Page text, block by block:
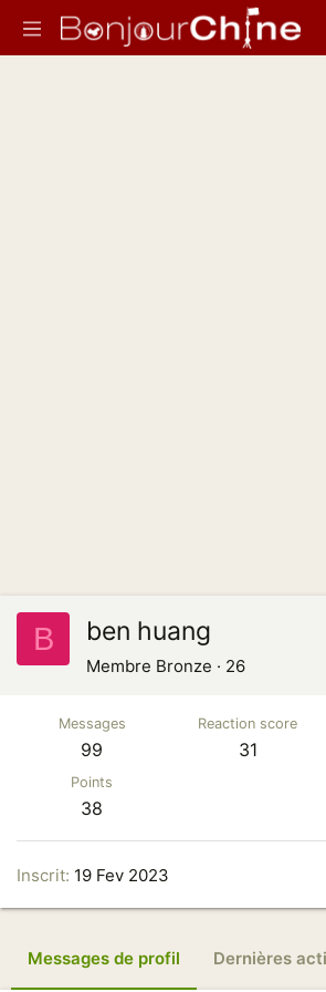
B ben huang
Membre Bronze · 26
Messages
99
Reaction score
31
Points
38
Inscrit 19 Fev 2023
Messages de profil Dernières